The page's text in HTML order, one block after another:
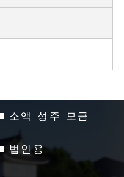
소액 성주 모금
법인용